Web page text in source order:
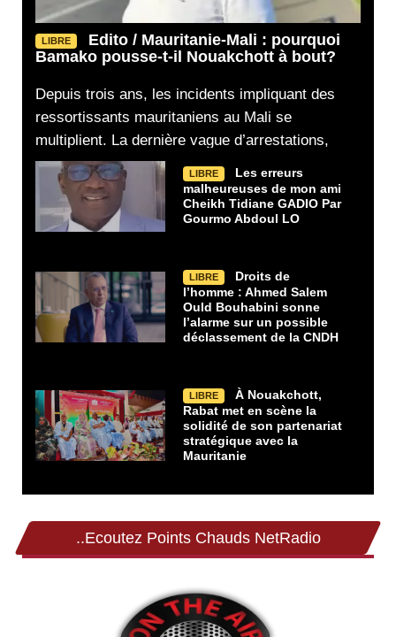
LIBRE
Edito / Mauritanie-Mali : pourquoi
Bamako pousse-t-il Nouakchott à bout?
Depuis trois ans, les incidents impliquant des
ressortissants mauritaniens au Mali se
multiplient. La dernière vague d’arrestations,
LIBRE
Les erreurs
malheureuses de mon ami
Cheikh Tidiane GADIO Par
Gourmo Abdoul LO
LIBRE
Droits de
l’homme : Ahmed Salem
Ould Bouhabini sonne
l’alarme sur un possible
déclassement de la CNDH
LIBRE
À Nouakchott,
Rabat met en scène la
solidité de son partenariat
stratégique avec la
Mauritanie
..Ecoutez Points Chauds NetRadio